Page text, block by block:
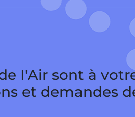
I'Air sont à
et demandes